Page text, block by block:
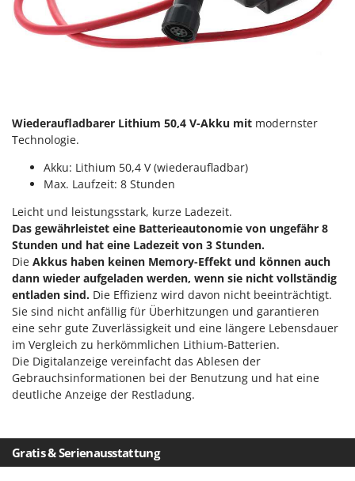
Omas
Ompagrill
P
Palazzetti
Palumbo Pavi
Paterlini
Philips
Pramac
Prismafood
R
R.G.V.
Rato
Reber
Ribimex
Wiederaufladbarer Lithium 50,4 V-Akku mit modernster
Technologie.
Akku: Lithium 50,4 V (wiederaufladbar)
Max. Laufzeit: 8 Stunden
Leicht und leistungsstark, kurze Ladezeit.
Das gewährleistet eine Batterieautonomie von ungefähr 8
Stunden und hat eine Ladezeit von 3 Stunden.
Die Akkus haben keinen Memory-Effekt und können auch
dann wieder aufgeladen werden, wenn sie nicht vollständig
entladen sind. Die Effizienz wird davon nicht beeinträchtigt.
Sie sind nicht anfällig für Überhitzungen und garantieren
eine sehr gute Zuverlässigkeit und eine längere Lebensdauer
im Vergleich zu herkömmlichen Lithium-Batterien.
Die Digitalanzeige vereinfacht das Ablesen der
Gebrauchsinformationen bei der Benutzung und hat eine
deutliche Anzeige der Restladung.
Gratis & Serienausstattung